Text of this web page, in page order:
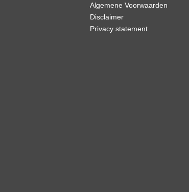
Algemene Voorwaarden
Disclaimer
Privacy statement